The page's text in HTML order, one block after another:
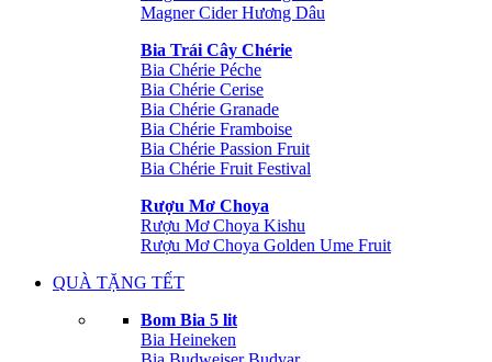
Magner Cider Hương Dâu
Bia Trái Cây Chérie
Bia Chérie Péche
Bia Chérie Cerise
Bia Chérie Granade
Bia Chérie Framboise
Bia Chérie Passion Fruit
Bia Chérie Fruit Festival
Rượu Mơ Choya
Rượu Mơ Choya Kishu
Rượu Mơ Choya Golden Ume Fruit
QUÀ TẶNG TẾT
Bom Bia 5 lit
Bia Heineken